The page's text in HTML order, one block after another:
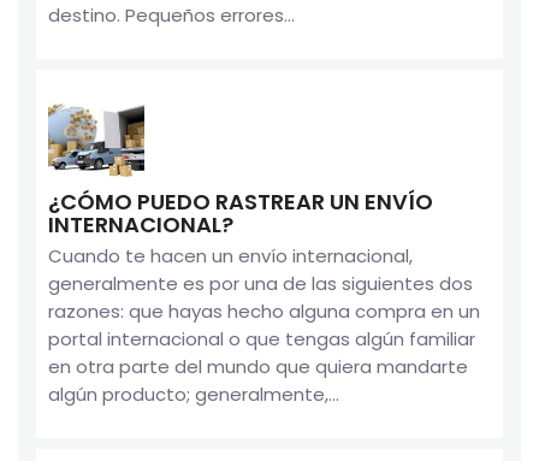
destino. Pequeños errores...
¿CÓMO PUEDO RASTREAR UN ENVÍO
INTERNACIONAL?
Cuando te hacen un envío internacional,
generalmente es por una de las siguientes dos
razones: que hayas hecho alguna compra en un
portal internacional o que tengas algún familiar
en otra parte del mundo que quiera mandarte
algún producto; generalmente,...